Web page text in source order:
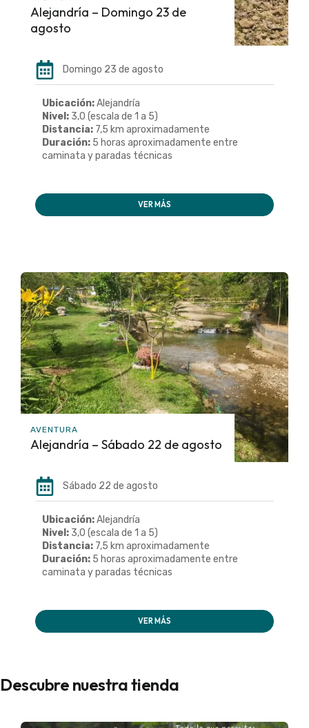
Alejandría – Domingo 23 de
agosto
Domingo 23 de agosto
Ubicación:Alejandría
Nivel: 3,0 (escala de 1 a 5)
Distancia: 7,5 km aproximadamente
Duración: 5 horas aproximadamente entre
caminata y paradas técnicas
VER MÁS
AVENTURA
Alejandría – Sábado 22 de agosto
Sábado 22 de agosto
Ubicación:Alejandría
Nivel: 3,0 (escala de 1 a 5)
Distancia: 7,5 km aproximadamente
Duración: 5 horas aproximadamente entre
caminata y paradas técnicas
VER MÁS
Descubre nuestra tienda